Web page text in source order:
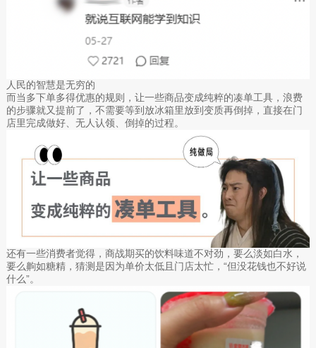
人民的智慧是无穷的
而当多下单多得优惠的规则，让一些商品变成纯粹的凑单工具，浪费
的步骤就又提前了，不需要等到放冰箱里放到变质再倒掉，直接在门
店里完成做好、无人认领、倒掉的过程。
还有一些消费者觉得，商战期买的饮料味道不对劲，要么淡如白水，
要么齁如糖精，猜测是因为单价太低且门店太忙，“但没花钱也不好说
什么”。